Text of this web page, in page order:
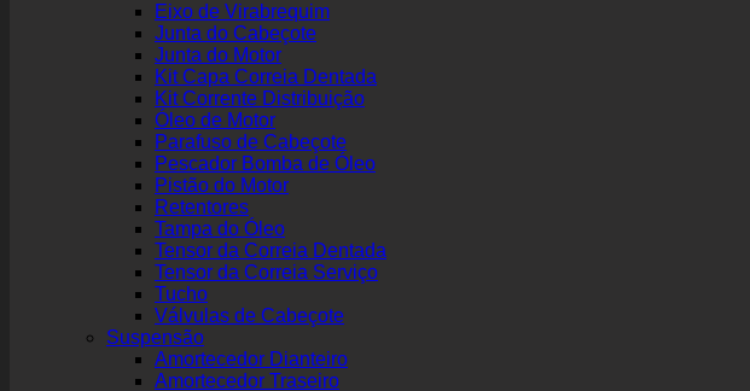
Eixo de Virabrequim
Junta do Cabeçote
Junta do Motor
Kit Capa Correia Dentada
Kit Corrente Distribuição
Óleo de Motor
Parafuso de Cabeçote
Pescador Bomba de Óleo
Pistão do Motor
Retentores
Tampa do Óleo
Tensor da Correia Dentada
Tensor da Correia Serviço
Tucho
Válvulas de Cabeçote
Suspensão
Amortecedor Dianteiro
Amortecedor Traseiro